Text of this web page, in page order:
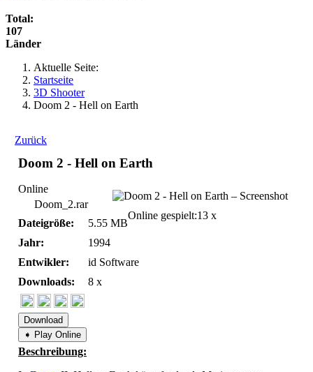
Total:
107
Länder
Aktuelle Seite:
Startseite
3D Shooter
Doom 2 - Hell on Earth
Zurück
Doom 2 - Hell on Earth
Online
Doom_2.rar
Dateigröße:
5.55 MB
Jahr:
1994
Entwikler:
id Software
Downloads:
8 x
Online gespielt:13 x
Download
➧ Play Online
Beschreibung: